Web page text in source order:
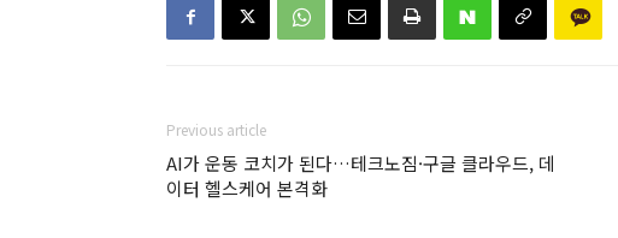
Previous article
AI가 운동 코치가 된다…테크노짐·구글 클라우드, 데
이터 헬스케어 본격화